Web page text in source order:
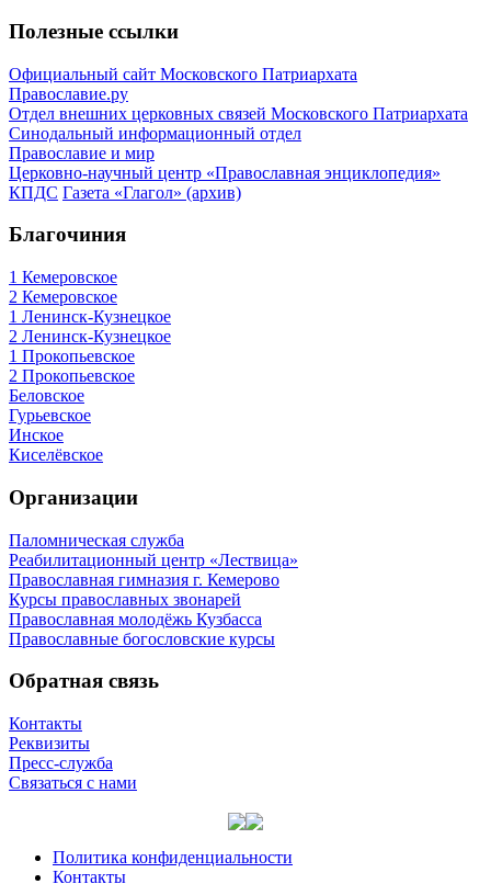
Полезные ссылки
Официальный сайт Московского Патриархата
Православие.ру
Отдел внешних церковных связей Московского Патриархата
Синодальный информационный отдел
Православие и мир
Церковно-научный центр «Православная энциклопедия»
КПДС Газета «Глагол» (архив)
Благочиния
1 Кемеровское
2 Кемеровское
1 Ленинск-Кузнецкое
2 Ленинск-Кузнецкое
1 Прокопьевское
2 Прокопьевское
Беловское
Гурьевское
Инское
Киселёвское
Организации
Паломническая служба
Реабилитационный центр «Лествица»
Православная гимназия г. Кемерово
Курсы православных звонарей
Православная молодёжь Кузбасса
Православные богословские курсы
Обратная связь
Контакты
Реквизиты
Пресс-служба
Связаться с нами
Политика конфиденциальности
Контакты